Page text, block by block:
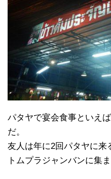
パタヤで宴会食事といえ
だ。
友人は年に2回パタヤに来
トムプラジャンバンに集ま